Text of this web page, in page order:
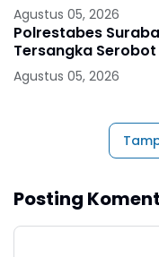
Agustus 05, 2026
Polrestabes
Tersangka Serobot
Agustus 05, 2026
Posting